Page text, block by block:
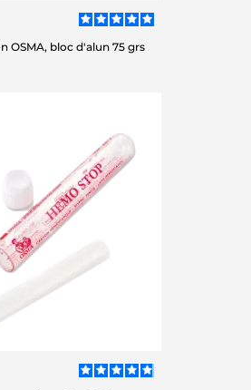
OSMA, bloc d'alun 75 grs